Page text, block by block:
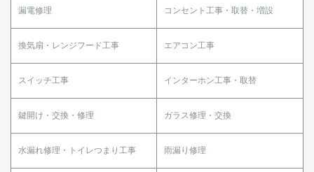
漏電修理 コンセント工事・取替・増設
換気扇・レンジフード工事 エアコン工事
スイッチ工事 インターホン工事・取替
鍵開け・交換・修理 ガラス修理・交換
水漏れ修理・トイレつまり工事 雨漏り修理